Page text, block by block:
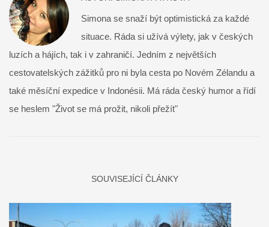
Simona se snaží být optimistická za každé
situace. Ráda si užívá výlety, jak v českých
luzích a hájích, tak i v zahraničí. Jedním z největších
cestovatelských zážitků pro ni byla cesta po Novém Zélandu a
také měsíční expedice v Indonésii. Má ráda český humor a řídí
se heslem "Život se má prožit, nikoli přežít"
SOUVISEJÍCÍ ČLÁNKY